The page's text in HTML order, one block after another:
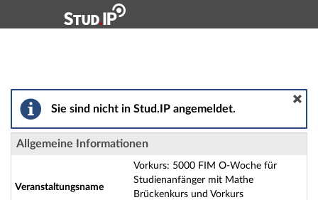
Hauptnavigation
Vorkurs: 5000 FIM O-Woche für Studienanfänger
Sie sind nicht in Stud.IP angemeldet.
Allgemeine Informationen
Veranstaltungsname
Vorkurs: 5000 FIM O-Woche für
Studienanfänger mit Mathe
Brückenkurs und Vorkurs